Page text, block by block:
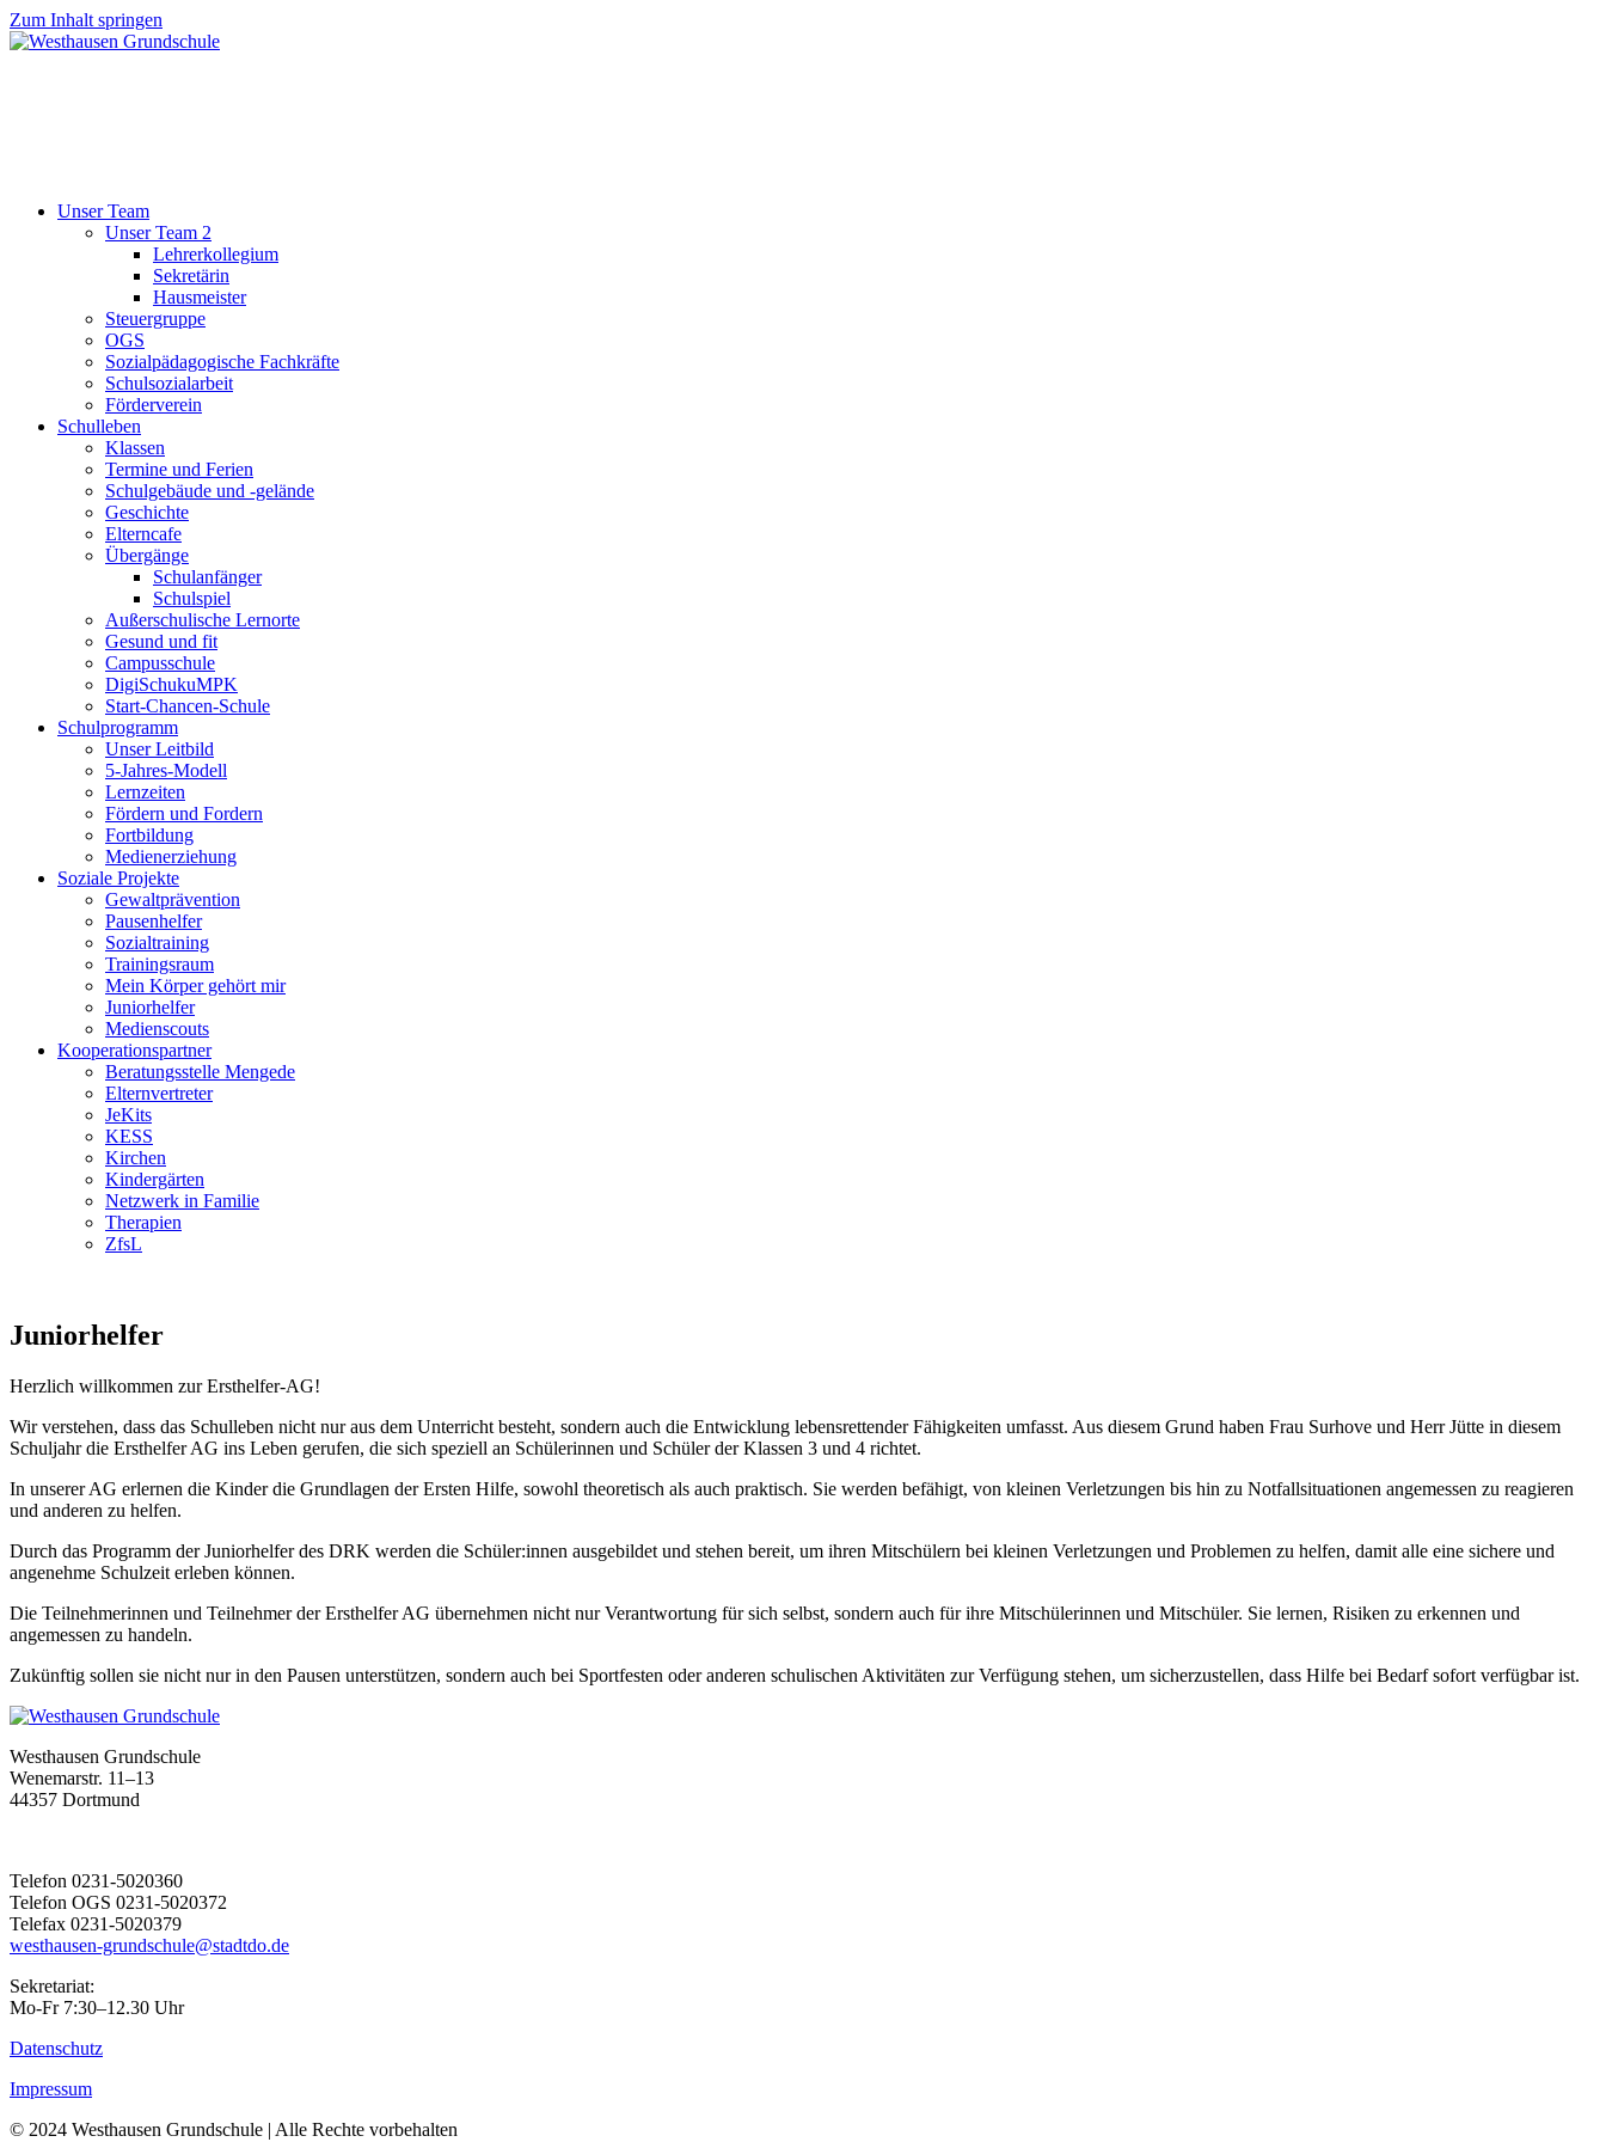
Zum Inhalt springen
Unser Team
Unser Team 2
Lehrerkollegium
Sekretärin
Hausmeister
Steuergruppe
OGS
Sozialpädagogische Fachkräfte
Schulsozialarbeit
Förderverein
Schulleben
Klassen
Termine und Ferien
Schulgebäude und -gelände
Geschichte
Elterncafe
Übergänge
Schulanfänger
Schulspiel
Außerschulische Lernorte
Gesund und fit
Campusschule
DigiSchukuMPK
Start-Chancen-Schule
Schulprogramm
Unser Leitbild
5-Jahres-Modell
Lernzeiten
Fördern und Fordern
Fortbildung
Medienerziehung
Soziale Projekte
Gewaltprävention
Pausenhelfer
Sozialtraining
Trainingsraum
Mein Körper gehört mir
Juniorhelfer
Medienscouts
Kooperationspartner
Beratungsstelle Mengede
Elternvertreter
JeKits
KESS
Kirchen
Kindergärten
Netzwerk in Familie
Therapien
ZfsL
Juniorhelfer
Herzlich willkommen zur Ersthelfer-AG!
Wir verstehen, dass das Schulleben nicht nur aus dem Unterricht besteht, sondern auch die Entwicklung lebensrettender Fähigkeiten umfasst. Aus diesem Grund haben Frau Surhove und Herr Jütte in diesem
Schuljahr die Ersthelfer AG ins Leben gerufen, die sich speziell an Schülerinnen und Schüler der Klassen 3 und 4 richtet.
In unserer AG erlernen die Kinder die Grundlagen der Ersten Hilfe, sowohl theoretisch als auch praktisch. Sie werden befähigt, von kleinen Verletzungen bis hin zu Notfallsituationen angemessen zu reagieren
und anderen zu helfen.
Durch das Programm der Juniorhelfer des DRK werden die Schüler:innen ausgebildet und stehen bereit, um ihren Mitschülern bei kleinen Verletzungen und Problemen zu helfen, damit alle eine sichere und
angenehme Schulzeit erleben können.
Die Teilnehmerinnen und Teilnehmer der Ersthelfer AG übernehmen nicht nur Verantwortung für sich selbst, sondern auch für ihre Mitschülerinnen und Mitschüler. Sie lernen, Risiken zu erkennen und
angemessen zu handeln.
Zukünftig sollen sie nicht nur in den Pausen unterstützen, sondern auch bei Sportfesten oder anderen schulischen Aktivitäten zur Verfügung stehen, um sicherzustellen, dass Hilfe bei Bedarf sofort verfügbar ist.
Westhausen Grundschule
Wenemarstr. 11–13
44357 Dortmund
Telefon 0231-5020360
Telefon OGS 0231-5020372
Telefax 0231-5020379
westhausen-grundschule@stadtdo.de
Sekretariat:
Mo-Fr 7:30–12.30 Uhr
Datenschutz
Impressum
© 2024 Westhausen Grundschule | Alle Rechte vorbehalten